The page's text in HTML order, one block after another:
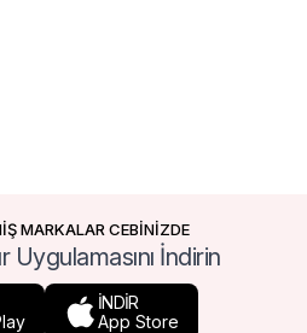
MARKALAR CEBİNİZDE
İndirin
İNDİR
App Store